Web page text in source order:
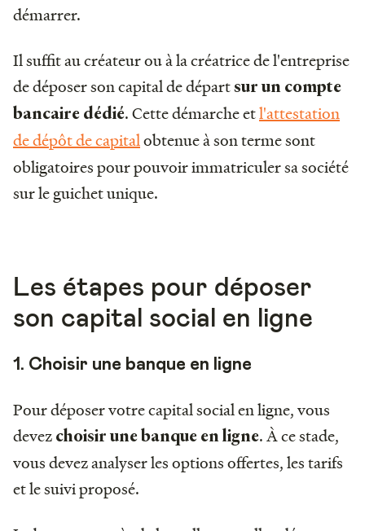
démarrer.
Il suffit au créateur ou à la créatrice de l'entreprise
de déposer son capital de départsur un compte
bancaire dédié. Cette démarche etl'attestation
de dépôt de capitalobtenueà son terme sont
obligatoires pour pouvoir immatriculer sa société
sur le guichet unique.
Les étapes pour déposer
son capital social en ligne
1. Choisir une banque en ligne
Pour déposer votre capital social en ligne, vous
devez choisir une banque en ligne. À ce stade,
vous devez analyser les options offertes, les tarifs
et le suivi proposé.